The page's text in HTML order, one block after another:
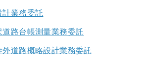
業務委託
路台帳測量業務委託
道路概略設計業務委託